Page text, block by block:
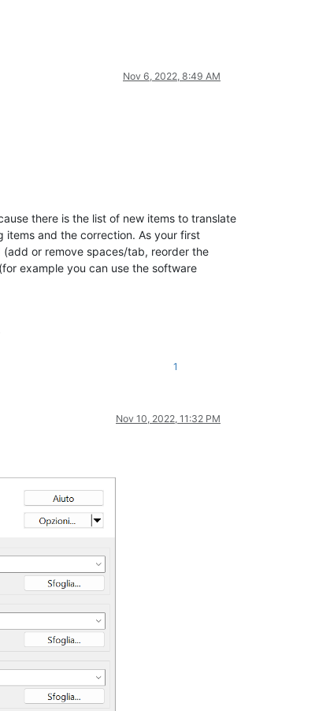
Nov 6, 2022, 8:49 AM
there is the list of new items to translate
items and the correction. As your first
or remove spaces/tab, reorder the
example you can use the software
1
Nov 10, 2022, 11:32 PM